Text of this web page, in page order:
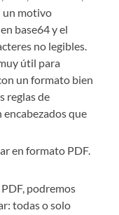
un motivo
base64 y el
no legibles.
útil para
un formato bien
reglas de
que
en formato PDF.
podremos
todas o solo